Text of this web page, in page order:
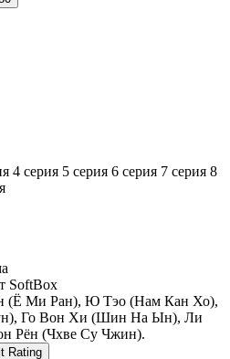
4 серия 5 серия 6 серия 7 серия 8
SoftBox
(Ё Ми Ран), Ю Тэо (Нам Кан Хо),
Го Вон Хи (Шин На Ын), Ли
Рён (Чхве Су Чжин).
Rating